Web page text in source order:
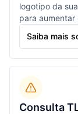
logotipo da
para aumentar
Saiba mais
Consulta